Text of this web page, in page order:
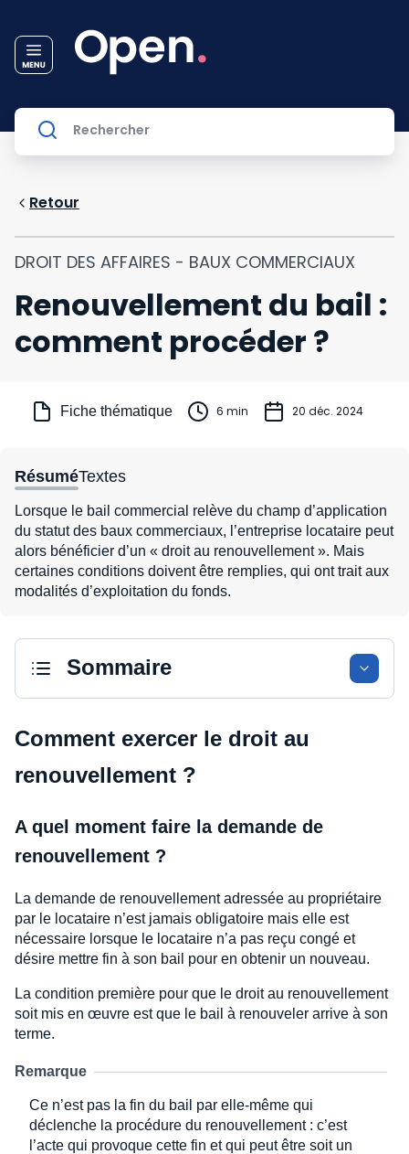
Retour
DROIT DES AFFAIRES - BAUX COMMERCIAUX
Renouvellement du bail :
comment procéder ?
Fiche thématique 6 min 20 déc. 2024
RésuméTextes
Lorsque le bail commercial relève du champ d’application
du statut des baux commerciaux, l’entreprise locataire peut
alors bénéficier d’un « droit au renouvellement ». Mais
certaines conditions doivent être remplies, qui ont trait aux
modalités d’exploitation du fonds.
Sommaire
Comment exercer le droit au
renouvellement ?
A quel moment faire la demande de
renouvellement ?
La demande de renouvellement adressée au propriétaire
par le locataire n’est jamais obligatoire mais elle est
nécessaire lorsque le locataire n’a pas reçu congé et
désire mettre fin à son bail pour en obtenir un nouveau.
La condition première pour que le droit au renouvellement
soit mis en œuvre est que le bail à renouveler arrive à son
terme.
Remarque
Ce n’est pas la fin du bail par elle-même qui
déclenche la procédure du renouvellement : c’est
l’acte qui provoque cette fin et qui peut être soit un